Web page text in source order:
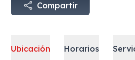
Compartir
Ubicación Horarios